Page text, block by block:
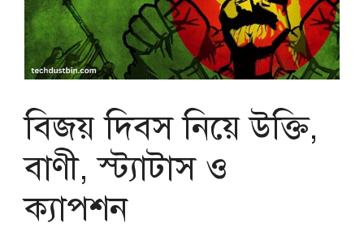
বিজয় দিবস নিয়ে উক্তি,
বাণী, স্ট্যাটাস ও
ক্যাপশন